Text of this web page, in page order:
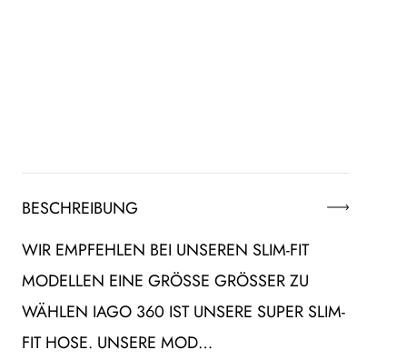
BESCHREIBUNG
WIR EMPFEHLEN BEI UNSEREN SLIM-FIT
MODELLEN EINE GRÖSSE GRÖSSER ZU WÄ
HLEN IAGO 360 IST UNSERE SUPER SLIM-FI
T HOSE. UNSERE MOD…